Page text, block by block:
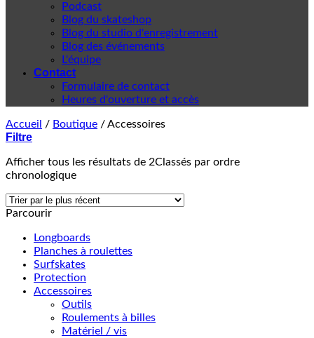
Podcast
Blog du skateshop
Blog du studio d'enregistrement
Blog des événements
L'équipe
Contact
Formulaire de contact
Heures d'ouverture et accès
Accueil / Boutique /Accessoires
Filtre
Afficher tous les résultats de 2Classés par ordre
chronologique
Parcourir
Longboards
Planches à roulettes
Surfskates
Protection
Accessoires
Outils
Roulements à billes
Matériel / vis